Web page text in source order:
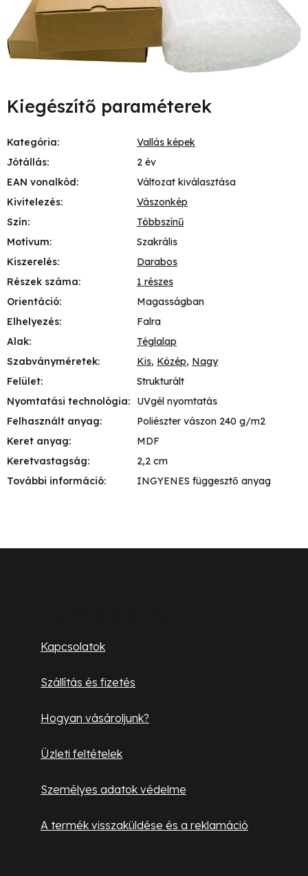
Kiegészítő paraméterek
Kategória:
Vallás képek
Jótállás:
2 év
EAN vonalkód:
Változat kiválasztása
Kivitelezés:
Vászonkép
Szín:
Többszínű
Motívum:
Szakrális
Kiszerelés:
Darabos
Részek száma:
1 részes
Orientáció:
Magasságban
Elhelyezés:
Falra
Alak:
Téglalap
Szabványméretek: Kis, Közép, Nagy
Felület:
Strukturált
Nyomtatási technológia:
UVgél nyomtatás
Felhasznált anyag:
Poliészter vászon 240 g/m2
Keret anyag:
MDF
Keretvastagság:
2,2 cm
További információ: INGYENES függesztő anyag
Kapcsolatok
Szállítás és fizetés
Hogyan vásároljunk?
Üzleti feltételek
Személyes adatok védelme
A termék visszaküldése és a reklamáció